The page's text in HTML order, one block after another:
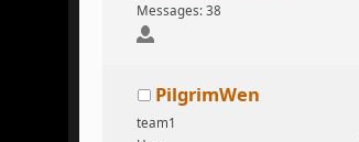
Messages: 38
PilgrimWen
team1